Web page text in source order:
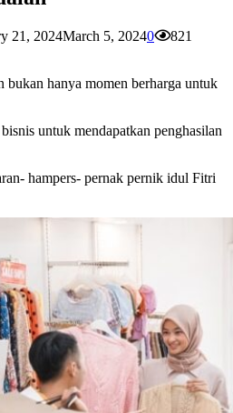
21, 2024March 5, 20240
821
hanya momen berharga untuk
untuk mendapatkan penghasilan
hampers- pernak pernik idul Fitri